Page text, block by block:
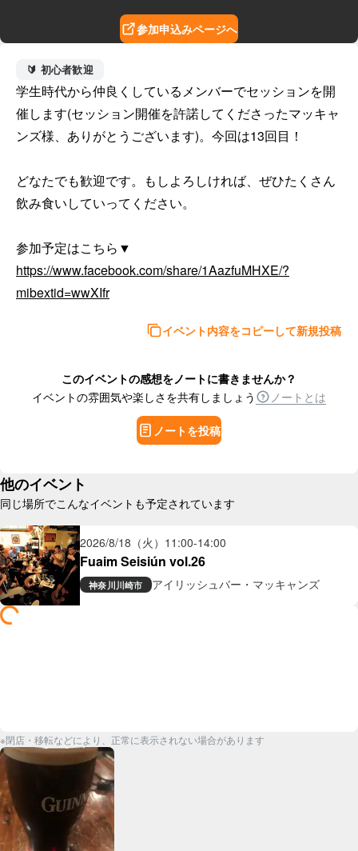
参加申込みページへ
🔰 初心者歓迎
学生時代から仲良くしているメンバーでセッションを開
催します(セッション開催を許諾してくださったマッキャ
ンズ様、ありがとうございます)。今回は13回目！
どなたでも歓迎です。もしよろしければ、ぜひたくさん
飲み食いしていってください。
https://www.facebook.com/share/1AazfuMHXE/?
mibextid=wwXIfr
イベント内容をコピーして新規投稿
このイベントの感想をノートに書きませんか？
イベントの雰囲気や楽しさを共有しましょう
ノートとは
ノートを投稿
他のイベント
同じ場所でこんなイベントも予定されています
2026/8/18（火） 11:00-14:00
Fuaim Seisiún vol.26
神奈川 川崎市 アイリッシュバー・マッキャンズ
※閉店・移転などにより、正常に表示されない場合があります